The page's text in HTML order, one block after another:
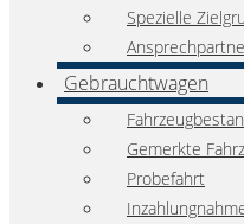
Spezielle
Gebrauchtwagen
Gemerkte
Probefahrt